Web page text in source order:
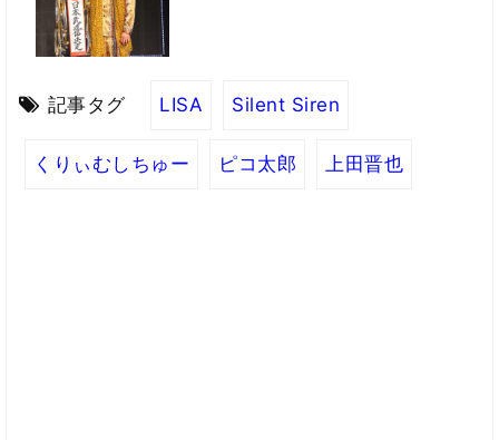
記事タグ LISA Silent Siren
くりぃむしちゅー ピコ太郎 上田晋也